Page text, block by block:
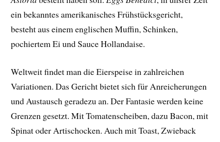
ein bekanntes amerikanisches Frühstücksgericht,
besteht aus einem englischen Muffin, Schinken,
pochiertem Ei und Sauce Hollandaise.
Weltweit findet man die Eierspeise in zahlreichen
Variationen. Das Gericht bietet sich für Anreicherungen
und Austausch geradezu an. Der Fantasie werden keine
Grenzen gesetzt. Mit Tomatenscheiben, dazu Bacon, mit
Spinat oder Artischocken. Auch mit Toast, Zwieback